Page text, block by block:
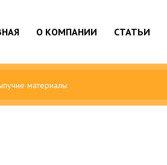
О КОМПАНИИ СТАТЬИ